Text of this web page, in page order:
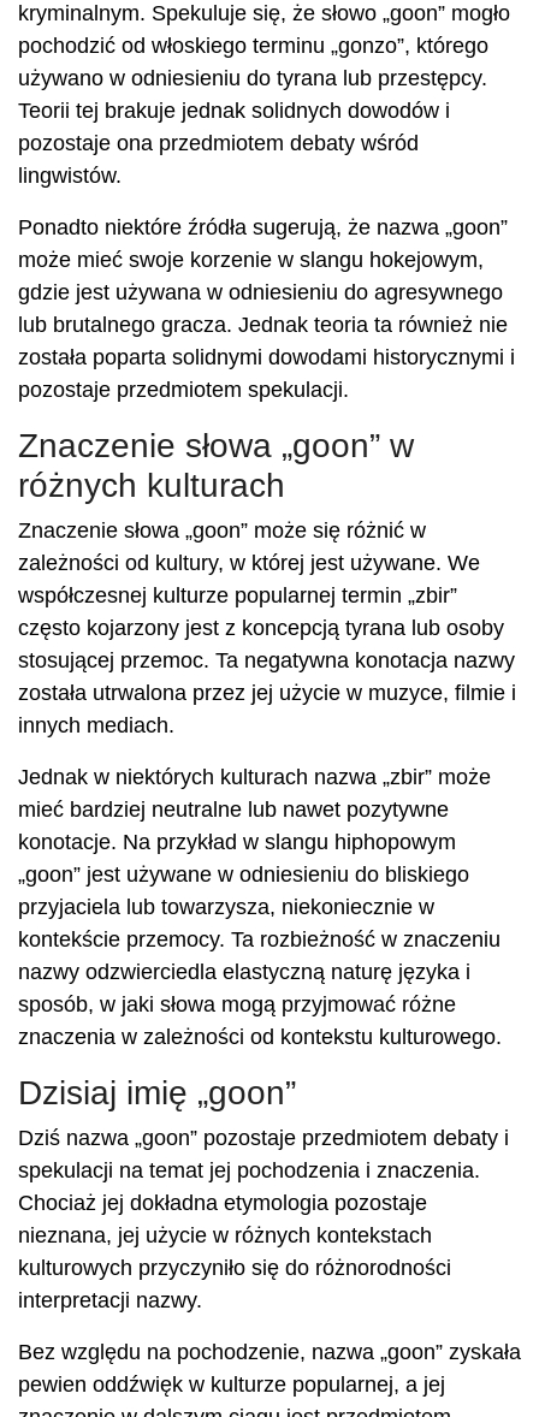
kryminalnym. Spekuluje się, że słowo „goon” mogło
pochodzić od włoskiego terminu „gonzo”, którego
używano w odniesieniu do tyrana lub przestępcy.
Teorii tej brakuje jednak solidnych dowodów i
pozostaje ona przedmiotem debaty wśród
lingwistów.
Ponadto niektóre źródła sugerują, że nazwa „goon”
może mieć swoje korzenie w slangu hokejowym,
gdzie jest używana w odniesieniu do agresywnego
lub brutalnego gracza. Jednak teoria ta również nie
została poparta solidnymi dowodami historycznymi i
pozostaje przedmiotem spekulacji.
Znaczenie słowa „goon” w
różnych kulturach
Znaczenie słowa „goon” może się różnić w
zależności od kultury, w której jest używane. We
współczesnej kulturze popularnej termin „zbir”
często kojarzony jest z koncepcją tyrana lub osoby
stosującej przemoc. Ta negatywna konotacja nazwy
została utrwalona przez jej użycie w muzyce, filmie i
innych mediach.
Jednak w niektórych kulturach nazwa „zbir” może
mieć bardziej neutralne lub nawet pozytywne
konotacje. Na przykład w slangu hiphopowym
„goon” jest używane w odniesieniu do bliskiego
przyjaciela lub towarzysza, niekoniecznie w
kontekście przemocy. Ta rozbieżność w znaczeniu
nazwy odzwierciedla elastyczną naturę języka i
sposób, w jaki słowa mogą przyjmować różne
znaczenia w zależności od kontekstu kulturowego.
Dzisiaj imię „goon”
Dziś nazwa „goon” pozostaje przedmiotem debaty i
spekulacji na temat jej pochodzenia i znaczenia.
Chociaż jej dokładna etymologia pozostaje
nieznana, jej użycie w różnych kontekstach
kulturowych przyczyniło się do różnorodności
interpretacji nazwy.
Bez względu na pochodzenie, nazwa „goon” zyskała
pewien oddźwięk w kulturze popularnej, a jej